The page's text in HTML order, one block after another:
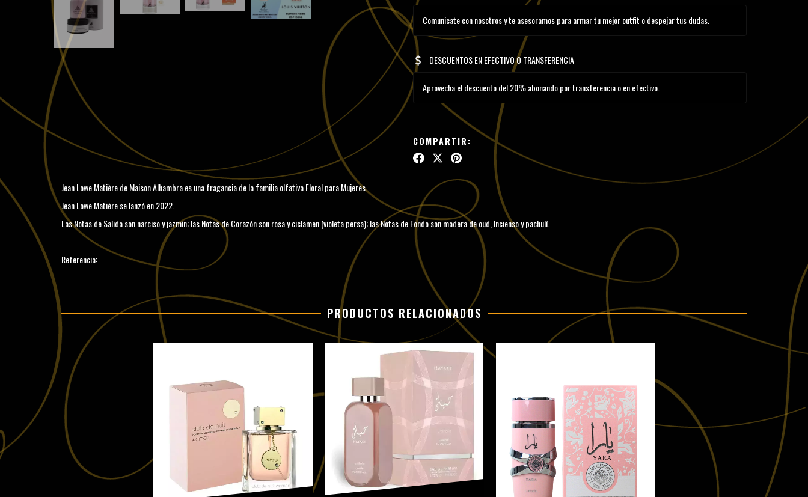
Comunicate con nosotros y te asesoramos para armar tu mejor outfit o despejar tus dudas.
DESCUENTOS EN EFECTIVO O TRANSFERENCIA
Aprovecha el descuento del 20% abonando por transferencia o en efectivo.
COMPARTIR:
Jean Lowe Matière de Maison Alhambra es una fragancia de la familia olfativa Floral para Mujeres.
Jean Lowe Matière se lanzó en 2022.
Las Notas de Salida son narciso y jazmín; las Notas de Corazón son rosa y ciclamen (violeta persa); las Notas de Fondo son madera de oud, Incienso y pachulí.
Referencia:
PRODUCTOS RELACIONADOS